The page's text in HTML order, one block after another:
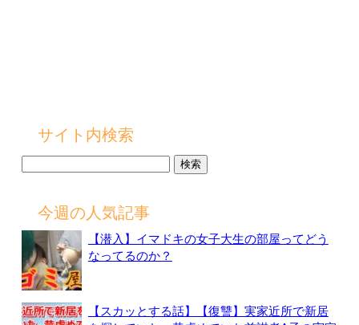
サイト内検索
今週の人気記事
【潜入】イマドキの女子大生の部屋ってどう
なってるのか？
【スカッとする話】【復讐】実家近所で新居